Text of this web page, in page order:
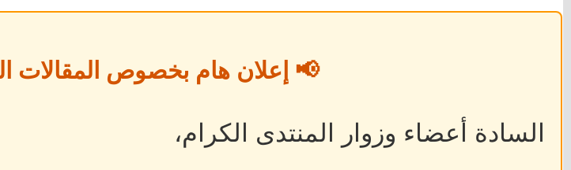
📢 إعلان هام بخصوص المقالات
السادة أعضاء وزوار المنتدى الكرام،